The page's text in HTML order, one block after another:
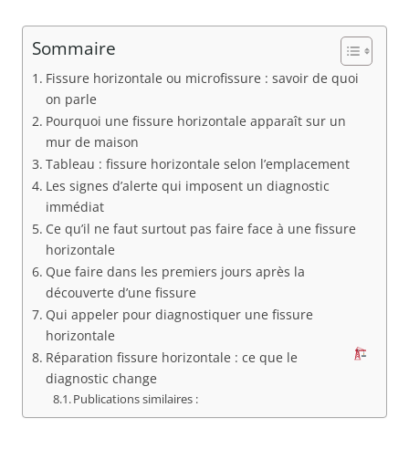
Sommaire
Fissure horizontale ou microfissure : savoir de quoi
on parle
Pourquoi une fissure horizontale apparaît sur un
mur de maison
Tableau : fissure horizontale selon l’emplacement
Les signes d’alerte qui imposent un diagnostic
immédiat
Ce qu’il ne faut surtout pas faire face à une fissure
horizontale
Que faire dans les premiers jours après la
découverte d’une fissure
Qui appeler pour diagnostiquer une fissure
horizontale
Réparation fissure horizontale : ce que le
diagnostic change
Publications similaires :